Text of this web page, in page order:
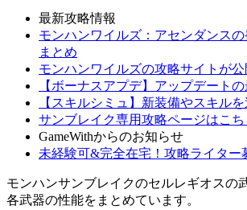
最新攻略情報
モンハンワイルズ：アセンダンス
まとめ
モンハンワイルズの攻略サイトが公
【ボーナスアプデ】アップデート
【スキルシミュ】新装備やスキルを
サンブレイク専用攻略ページはこち
GameWithからのお知らせ
未経験可&完全在宅！攻略ライター
モンハンサンブレイクのセルレギオスの
各武器の性能をまとめています。